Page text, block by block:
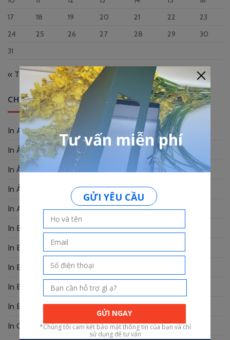
17
18 19 20 21 22
23
24
25 26 27 28 29
30
31
« Th12
CHUYÊN MỤC
In Album(2)
In Ấn Phẩm Quảng Cáo
In Ấn Phẩm Văn Phòng
(12)
In Ảnh
In Artprint(4)
In Báo Cáo Thường Niên(2)
In Bao Lì Xì
(10)
In Bìa Da
(5)
In Broadgame(5)
In Brochure(16)
In Card Bo Góc(3)